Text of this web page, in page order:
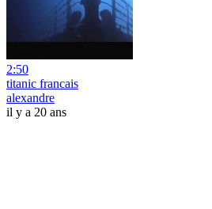
2:50
titanic francais
alexandre
il y a 20 ans